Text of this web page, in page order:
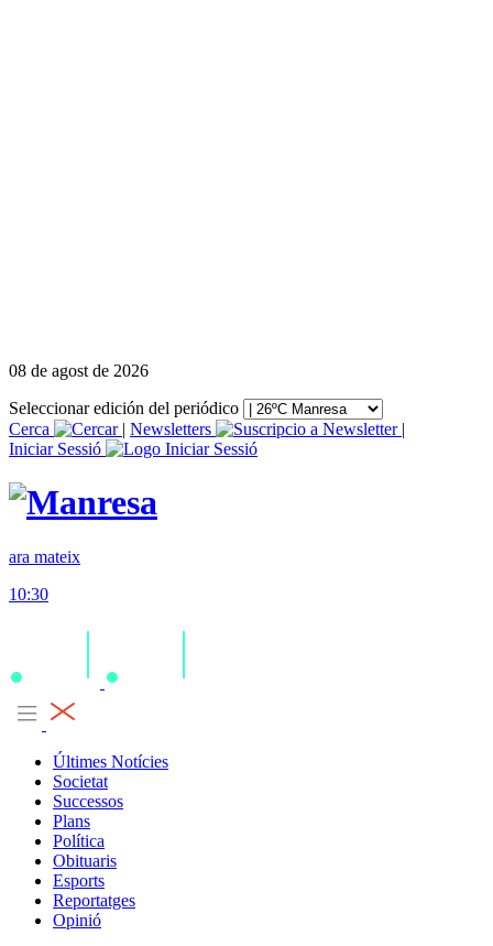
08 de agost de 2026
Seleccionar edición del periódico
Cerca
| Newsletters
|
Iniciar Sessió
ara mateix
10:30
Últimes Notícies
Societat
Successos
Plans
Política
Obituaris
Esports
Reportatges
Opinió